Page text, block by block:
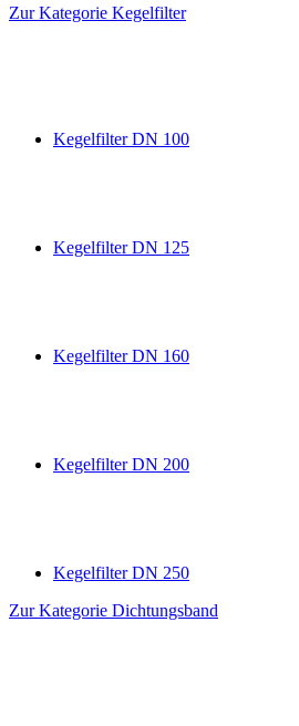
Zur Kategorie Kegelfilter
Kegelfilter DN 100
Kegelfilter DN 125
Kegelfilter DN 160
Kegelfilter DN 200
Kegelfilter DN 250
Zur Kategorie Dichtungsband